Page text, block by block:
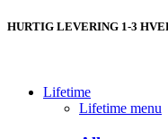
HURTIG LEVERING 1-3
Lifetime
Lifetime menu